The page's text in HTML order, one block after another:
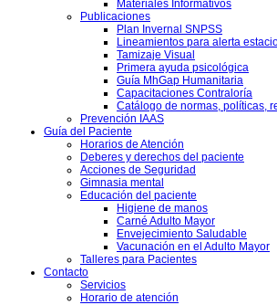
Materiales Informativos
Publicaciones
Plan Invernal SNPSS
Lineamientos para alerta
Tamizaje Visual
Primera ayuda psicológica
Guía MhGap Humanitaria
Capacitaciones Contraloría
Catálogo de normas, políticas,
Prevención IAAS
Guía del Paciente
Horarios de Atención
Deberes y derechos del paciente
Acciones de Seguridad
Gimnasia mental
Educación del paciente
Higiene de manos
Carné Adulto Mayor
Envejecimiento Saludable
Vacunación en el Adulto Mayor
Talleres para Pacientes
Contacto
Servicios
Horario de atención